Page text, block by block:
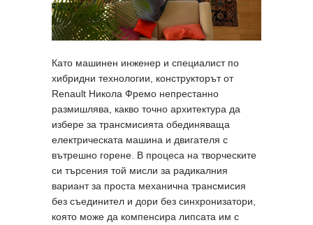
Като машинен инженер и специалист по
хибридни технологии, конструкторът от
Renault Никола Фремо непрестанно
размишлява, какво точно архитектура да
избере за трансмисията обединяваща
електрическата машина и двигателя с
вътрешно горене. В процеса на творческите
си търсения той мисли за радикалния
вариант за проста механична трансмисия
без съединител и дори без синхронизатори,
която може да компенсира липсата им с